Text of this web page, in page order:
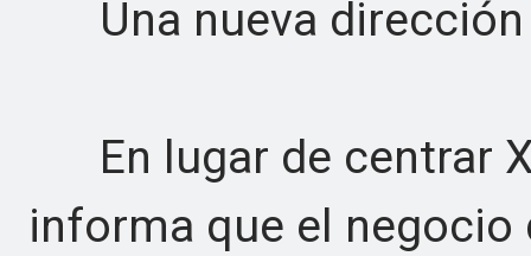
Una nueva dirección
En lugar de centrar
informa que el